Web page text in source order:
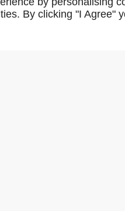
By clicking "I Agree"